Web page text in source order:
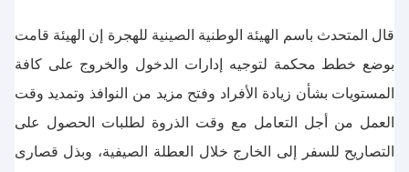
قال المتحدث باسم الهيئة الوطنية الصينية للهجرة إن الهيئة قامت
بوضع خطط محكمة لتوجيه إدارات الدخول والخروج على كافة
المستويات بشأن زيادة الأفراد وفتح مزيد من النوافذ وتمديد وقت
العمل من أجل التعامل مع وقت الذروة لطلبات الحصول على
التصاريح للسفر إلى الخارج خلال العطلة الصيفية، وبذل قصارى